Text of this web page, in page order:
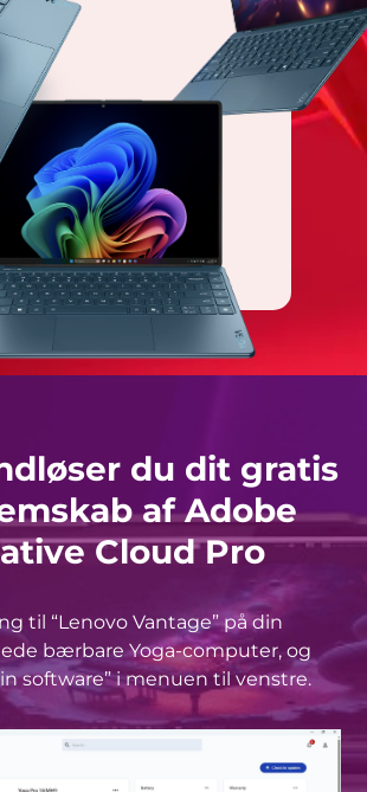
du dit gratis
af Adobe
Cloud Pro
til “Lenovo Vantage” på din
bærbare Yoga-computer, og
software” i menuen til venstre.